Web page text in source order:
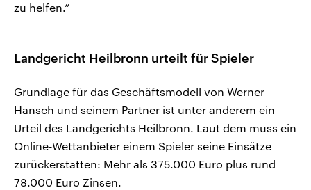
zu helfen.“
Landgericht Heilbronn urteilt für Spieler
Grundlage für das Geschäftsmodell von Werner
Hansch und seinem Partner ist unter anderem ein
Urteil des Landgerichts Heilbronn. Laut dem muss ein
Online-Wettanbieter einem Spieler seine Einsätze
zurückerstatten: Mehr als 375.000 Euro plus rund
78.000 Euro Zinsen.